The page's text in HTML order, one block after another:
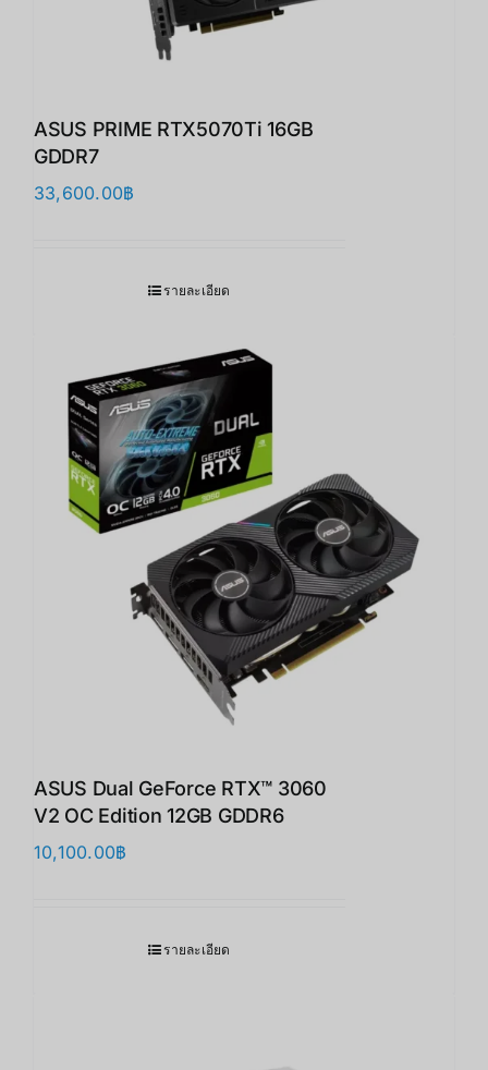
ASUS PRIME RTX5070Ti 16GB
GDDR7
33,600.00฿
รายละเอียด
ASUS Dual GeForce RTX™ 3060
V2 OC Edition 12GB GDDR6
10,100.00฿
รายละเอียด